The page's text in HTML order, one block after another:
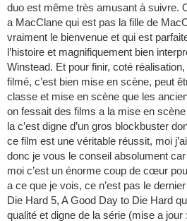
duo est même très amusant à suivre.
a MacClane qui est pas la fille de
vraiment le bienvenue et qui est
l’histoire et magnifiquement bien
Winstead. Et pour finir, coté
filmé, c’est bien mise en scène, peut
classe et mise en scène que les
on fessait des films a la mise en
la c’est digne d’un gros blockbuster
ce film est une véritable réussit, moi
donc je vous le conseil absolument
moi c’est un énorme coup de cœur
a ce que je vois, ce n’est pas le
Die Hard 5, A Good Day to Die Hard
qualité et digne de la série (mise a jour